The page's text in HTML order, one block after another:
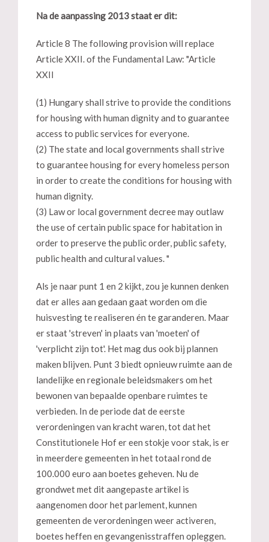
Na de aanpassing 2013 staat er dit:
Article 8 The following provision will replace
Article XXII. of the Fundamental Law: "Article
XXII
(1) Hungary shall strive to provide the conditions
for housing with human dignity and to guarantee
access to public services for everyone.
(2) The state and local governments shall strive
to guarantee housing for every homeless person
in order to create the conditions for housing with
human dignity.
(3) Law or local government decree may outlaw
the use of certain public space for habitation in
order to preserve the public order, public safety,
public health and cultural values. "
Als je naar punt 1 en 2 kijkt, zou je kunnen denken
dat er alles aan gedaan gaat worden om die
huisvesting te realiseren én te garanderen. Maar
er staat 'streven' in plaats van 'moeten' of
'verplicht zijn tot'. Het mag dus ook bij plannen
maken blijven. Punt 3 biedt opnieuw ruimte aan de
landelijke en regionale beleidsmakers om het
bewonen van bepaalde openbare ruimtes te
verbieden. In de periode dat de eerste
verordeningen van kracht waren, tot dat het
Constitutionele Hof er een stokje voor stak, is er
in meerdere gemeenten in het totaal rond de
100.000 euro aan boetes geheven. Nu de
grondwet met dit aangepaste artikel is
aangenomen door het parlement, kunnen
gemeenten de verordeningen weer activeren,
boetes heffen en gevangenisstraffen opleggen.